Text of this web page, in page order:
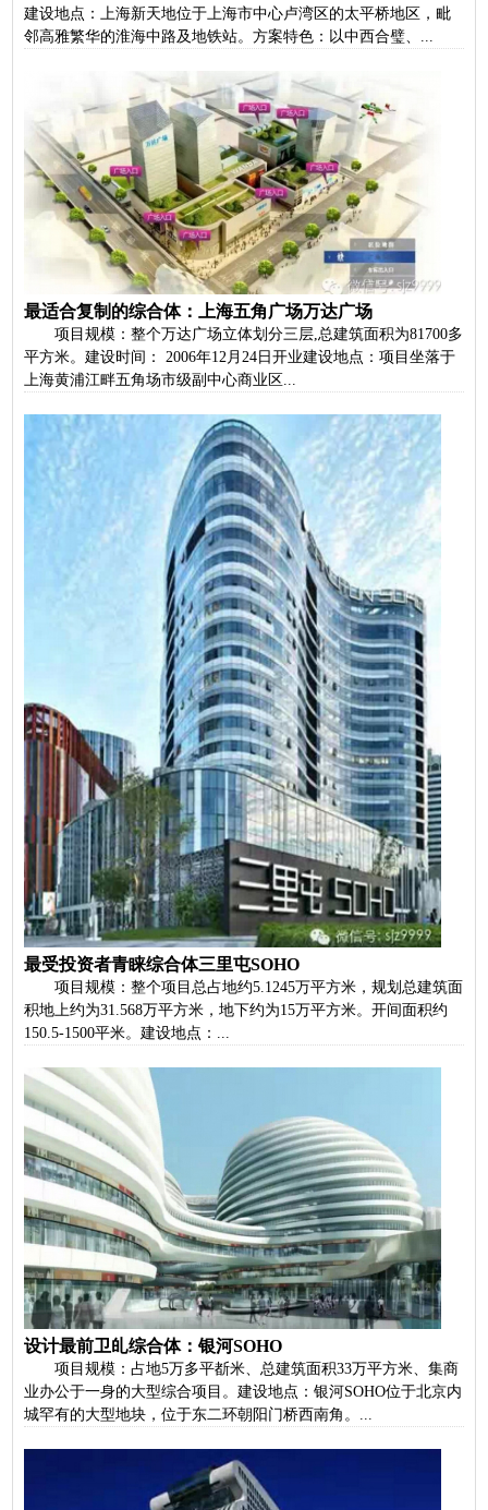
建设地点：上海新天地位于上海市中心卢湾区的太平桥地区，毗
邻高雅繁华的淮海中路及地铁站。方案特色：以中西合璧、...
最适合复制的综合体：上海五角广场万达广场
项目规模：整个万达广场立体划分三层,总建筑面积为81700多
平方米。建设时间： 2006年12月24日开业建设地点：项目坐落于
上海黄浦江畔五角场市级副中心商业区...
最受投资者青睐综合体三里屯SOHO
项目规模：整个项目总占地约5.1245万平方米，规划总建筑面
积地上约为31.568万平方米，地下约为15万平方米。开间面积约
150.5-1500平米。建设地点：...
设计最前卫癿综合体：银河SOHO
项目规模：占地5万多平斱米、总建筑面积33万平方米、集商
业办公于一身的大型综合项目。建设地点：银河SOHO位于北京内
城罕有的大型地块，位于东二环朝阳门桥西南角。...